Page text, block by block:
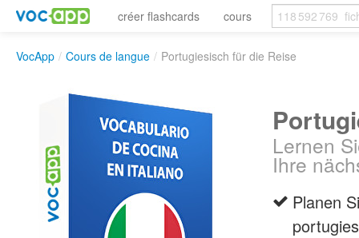
créer flashcards cours
VocApp / Cours de langue / Portugiesisch für die Reise
Lernen
Ihre
Planen